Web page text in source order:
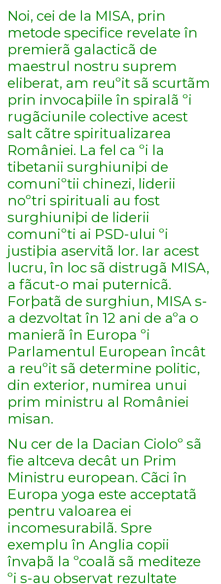
Noi, cei de la MISA, prin
metode specifice revelate în
premierã galacticã de
maestrul nostru suprem
eliberat, am reuºit sã scurtãm
prin invocaþiile în spiralã ºi
rugãciunile colective acest
salt cãtre spiritualizarea
României. La fel ca ºi la
tibetanii surghiuniþi de
comuniºtii chinezi, liderii
noºtri spirituali au fost
surghiuniþi de liderii
comuniºti ai PSD-ului ºi
justiþia aservitã lor. Iar acest
lucru, în loc sã distrugã MISA,
a fãcut-o mai puternicã.
Forþatã de surghiun, MISA s-
a dezvoltat în 12 ani de aºa o
manierã în Europa ºi
Parlamentul European încât
a reuºit sã determine politic,
din exterior, numirea unui
prim ministru al României
misan.
Nu cer de la Dacian Cioloº sã
fie altceva decât un Prim
Ministru european. Cãci în
Europa yoga este acceptatã
pentru valoarea ei
incomesurabilã. Spre
exemplu în Anglia copii
învaþã la ºcoalã sã mediteze
ºi s-au observat rezultate